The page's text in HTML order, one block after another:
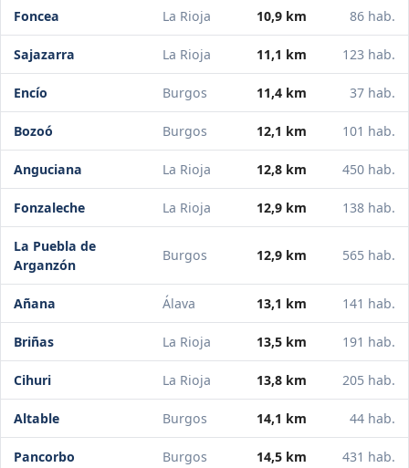
Foncea La Rioja 10,9 km 86 hab.
Sajazarra La Rioja 11,1 km 123 hab.
Encío Burgos 11,4 km 37 hab.
Bozoó Burgos 12,1 km 101 hab.
Anguciana La Rioja 12,8 km 450 hab.
Fonzaleche La Rioja 12,9 km 138 hab.
La Puebla de
Arganzón
Burgos 12,9 km 565 hab.
Añana Álava 13,1 km 141 hab.
Briñas La Rioja 13,5 km 191 hab.
Cihuri La Rioja 13,8 km 205 hab.
Altable Burgos 14,1 km 44 hab.
Pancorbo Burgos 14,5 km 431 hab.